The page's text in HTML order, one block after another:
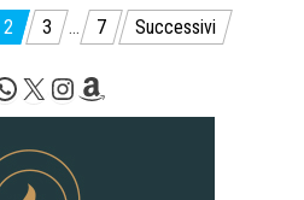
2 3 … 7 Successivi
X Instagram
Amazon